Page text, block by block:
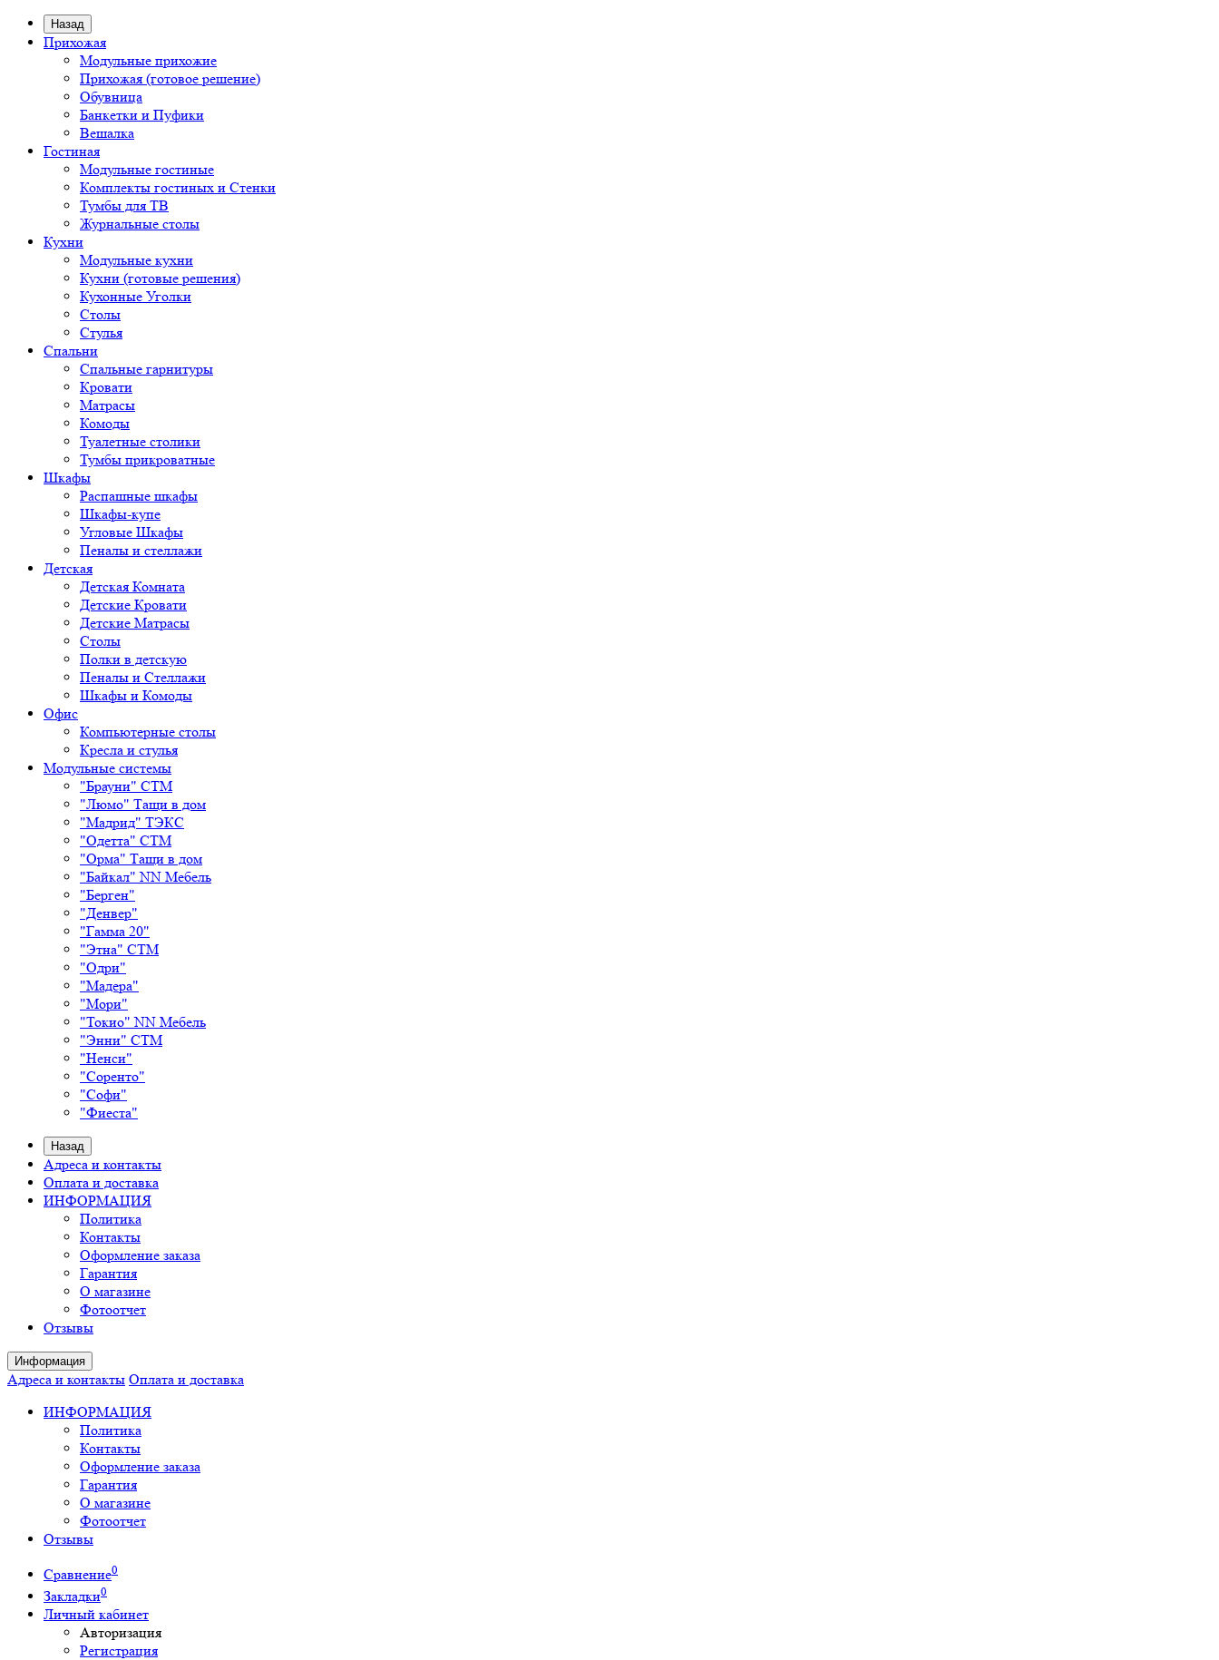
Назад
Прихожая
Модульные прихожие
Прихожая (готовое решение)
Обувница
Банкетки и Пуфики
Вешалка
Гостиная
Модульные гостиные
Комплекты гостиных и Стенки
Тумбы для ТВ
Журнальные столы
Кухни
Модульные кухни
Кухни (готовые решения)
Кухонные Уголки
Столы
Стулья
Спальни
Спальные гарнитуры
Кровати
Матрасы
Комоды
Туалетные столики
Тумбы прикроватные
Шкафы
Распашные шкафы
Шкафы-купе
Угловые Шкафы
Пеналы и стеллажи
Детская
Детская Комната
Детские Кровати
Детские Матрасы
Столы
Полки в детскую
Пеналы и Стеллажи
Шкафы и Комоды
Офис
Компьютерные столы
Кресла и стулья
Модульные системы
"Брауни" СТМ
"Люмо" Тащи в дом
"Мадрид" ТЭКС
"Одетта" СТМ
"Орма" Тащи в дом
"Байкал" NN Мебель
"Берген"
"Денвер"
"Гамма 20"
"Этна" СТМ
"Одри"
"Мадера"
"Мори"
"Токио" NN Мебель
"Энни" СТМ
"Ненси"
"Соренто"
"Софи"
"Фиеста"
Назад
Адреса и контакты
Оплата и доставка
ИНФОРМАЦИЯ
Политика
Контакты
Оформление заказа
Гарантия
О магазине
Фотоотчет
Отзывы
Информация
Адреса и контакты Оплата и доставка
ИНФОРМАЦИЯ
Политика
Контакты
Оформление заказа
Гарантия
О магазине
Фотоотчет
Отзывы
Сравнение0
Закладки0
Личный кабинет
Авторизация
Регистрация